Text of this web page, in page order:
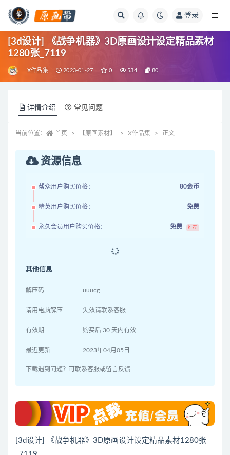
登录
[3d设计] 《战争机器》3D原画设计设定精品素材
1280张_7119
X作品集 2023-01-27 0 534 80
详情介绍 常见问题
当前位置： 首页 【原画素材】 X作品集 正文
资源信息
帮众用户购买价格： 80金币
精英用户购买价格： 免费
永久会员用户购买价格： 免费 推荐
其他信息
解压码 uuucg
请用电脑解压 失效请联系客服
有效期 购买后 30 天内有效
最近更新 2023年04月05日
下载遇到问题？可联系客服或留言反馈
[3d设计] 《战争机器》3D原画设计设定精品素材1280张